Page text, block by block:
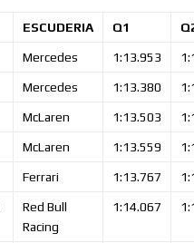
ESCUDERIA Q1
Mercedes 1:13.953
Mercedes 1:13.380
McLaren 1:13.503
McLaren 1:13.559
Ferrari 1:13.767
Red Bull
Racing
1:14.067